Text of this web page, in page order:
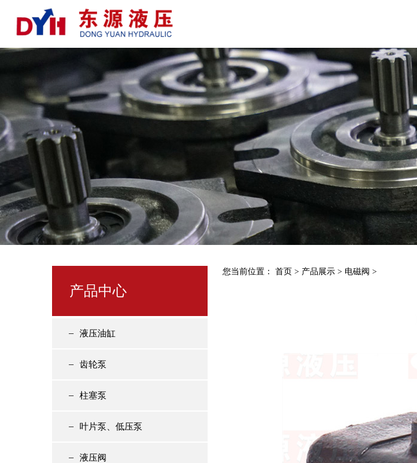
产品中心
液压油缸
齿轮泵
柱塞泵
叶片泵、低压泵
液压阀
您当前位置： 首页 > 产品展示 > 电磁阀 >